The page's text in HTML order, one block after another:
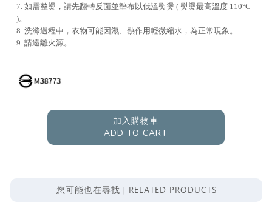
7. 如需整燙，請先翻轉反面並墊布以低溫熨燙 ( 熨燙最高溫度 110°C
)。
8. 洗滌過程中，衣物可能因濕、熱作用輕微縮水，為正常現象。
9. 請遠離火源。
加入購物車
ADD TO CART
您可能也在尋找 | RELATED PRODUCTS